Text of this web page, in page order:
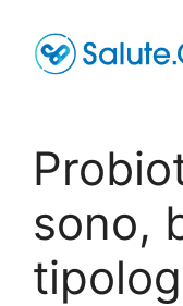
contenuto
sono,